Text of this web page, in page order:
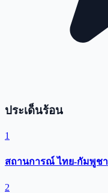
ประเด็นร้อน
1
สถานการณ์ ไทย-กัมพูชา
2